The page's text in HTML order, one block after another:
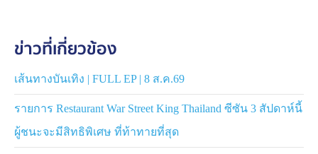
ข่าวที่เกี่ยวข้อง
เส้นทางบันเทิง | FULL EP | 8 ส.ค.69
รายการ Restaurant War Street King Thailand ซีซัน 3 สัปดาห์นี้
ผู้ชนะจะมีสิทธิพิเศษ ที่ท้าทายที่สุด